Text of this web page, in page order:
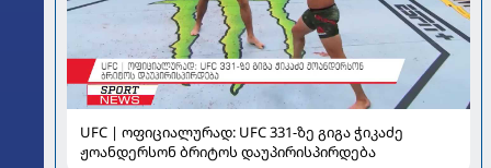
UFC | ოფიციალურად: UFC 331-ზე გიგა ჭიკაძე
ჟოანდერსონ ბრიტოს დაუპირისპირდება